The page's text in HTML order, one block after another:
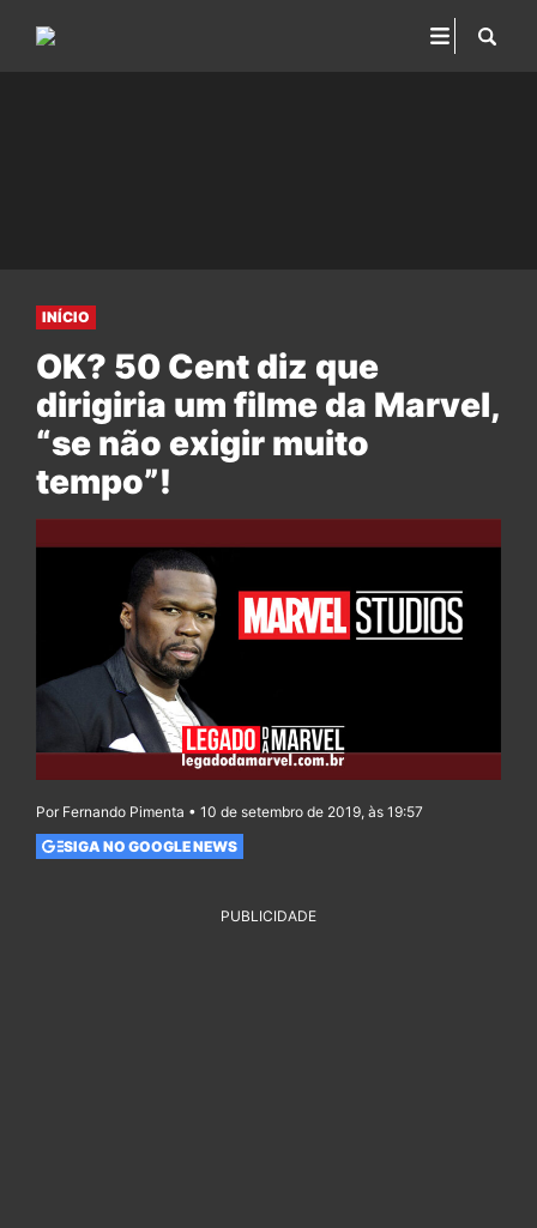
INÍCIO
OK? 50 Cent diz que
dirigiria um filme da Marvel,
“se não exigir muito
tempo”!
Por Fernando Pimenta • 10 de setembro de 2019, às 19:57
SIGA NO GOOGLE NEWS
PUBLICIDADE